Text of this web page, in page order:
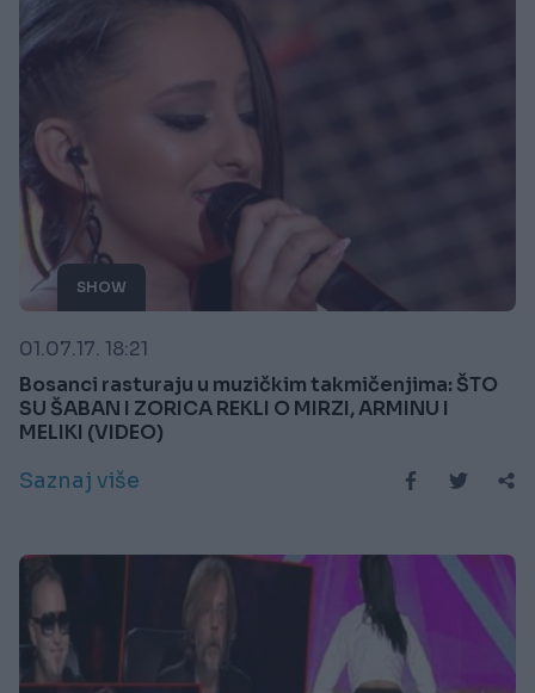
SHOW
01.07.17. 18:21
Bosanci rasturaju u muzičkim takmičenjima: ŠTO
SU ŠABAN I ZORICA REKLI O MIRZI, ARMINU I
MELIKI (VIDEO)
Saznaj više